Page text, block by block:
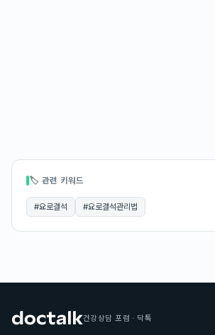
🏷 관련 키워드
#요로결석 #요로결석관리법
건강상담 포럼 · 닥톡